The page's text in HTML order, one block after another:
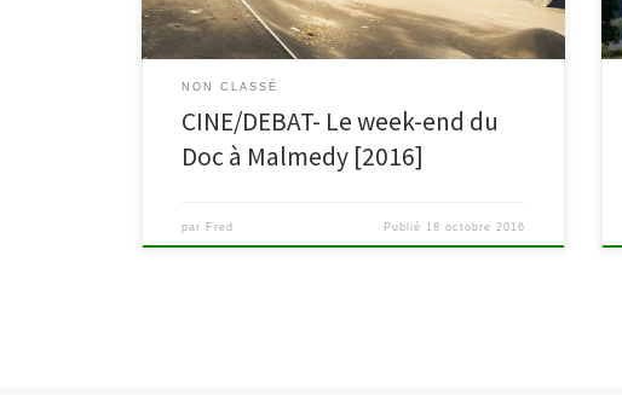
[…]
NON CLASSÉ
CINE/DEBAT- Le week-end du
Doc à Malmedy [2016]
par Fred Publié 18 octobre 2016